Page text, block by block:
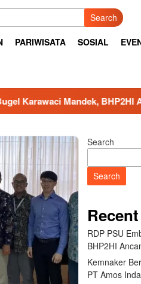
Search
PARIWISATA SOSIAL
Mandek, BHP2HI Ancam
Search
Search
RDP PSU
BHP2HI
Kemnaker
PT Amos